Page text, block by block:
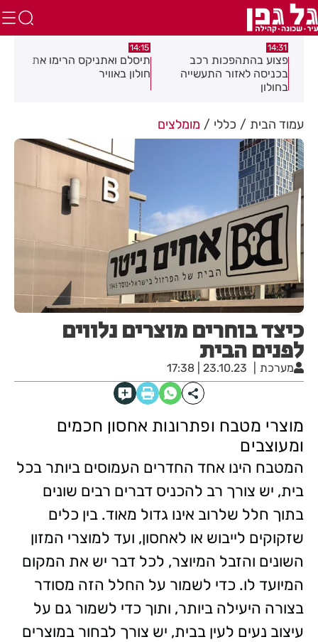
14:31
פצוע בהתהפכות רכב
בכניסה לאזור התעשייה
בחולון
14:15
תיסלם ואתניקס הרימו את
חולון באוויר
עמוד הבית כללי מומלצים
כיצד בוחרים מוצרים נלווים
לפנים הבית
מערכת 23.10.23 | 17:38
מוצרי מטבח ופתרונות אחסון חכמים
ומעוצבים
המטבח הינו אחד החדרים העמוסים ביותר בכל
בית, יש צורך רב להכניס דברים רבים שונים
בתוך חלל שלרוב אינו גדול מאוד. בין כלים
שזקוקים לייבוש או לאחסון, ועד למוצרי המזון
השונים והזבל המיוצר, לכל דבר יש את המקום
המיועד לו. כדי לשמור על החלל הזה מסודר
בצורה היעילה ביותר, ותוך כדי לשמור גם על
עיצוב נעים לעין בבית, יש צורך לבחור במוצרים